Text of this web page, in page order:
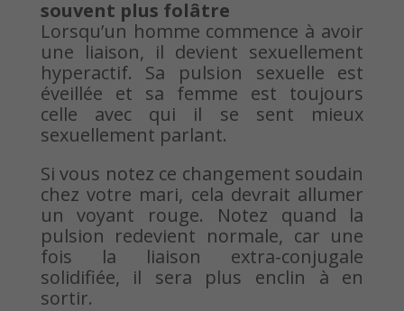
souvent plus folâtre
Lorsqu’un homme commence à avoir
une liaison, il devient sexuellement
hyperactif. Sa pulsion sexuelle est
éveillée et sa femme est toujours
celle avec qui il se sent mieux
sexuellement parlant.
Si vous notez ce changement soudain
chez votre mari, cela devrait allumer
un voyant rouge. Notez quand la
pulsion redevient normale, car une
fois la liaison extra-conjugale
solidifiée, il sera plus enclin à en
sortir.